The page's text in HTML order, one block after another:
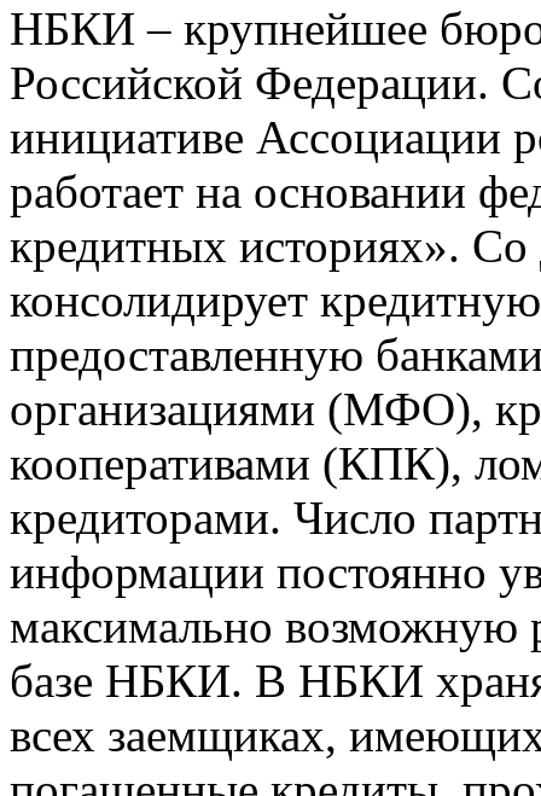
НБКИ – крупнейшее
Российской Федерации.
инициативе Ассоциации
работает на основании
кредитных историях».
консолидирует
предоставленную
организациями (МФО),
кооперативами (КПК),
кредиторами. Число
информации постоянно
максимально возможную
базе НБКИ. В НБКИ
всех заемщиках,